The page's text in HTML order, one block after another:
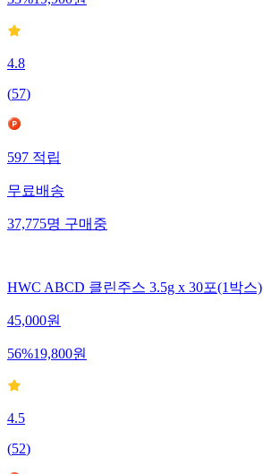
4.8
(57)
597적립
무료배송
37,775명구매중
HWC ABCD 클린주스 3.5g x 30포(1박스)
45,000원
56%19,800원
4.5
(52)